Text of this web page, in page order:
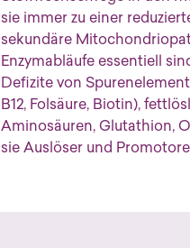
sie immer zu einer
sekundäre
Enzymabläufe essentiell
Defizite von
B12, Folsäure, Biotin),
Aminosäuren, Glutathion,
sie Auslöser und